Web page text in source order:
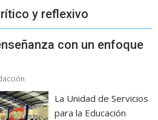
y reflexivo
con un enfoque
La Unidad de Servicios
para la Educación